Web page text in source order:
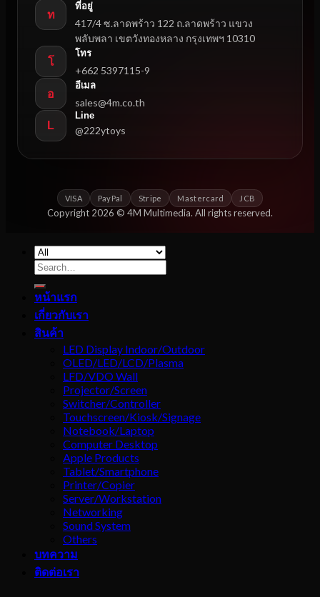
ท
ที่อยู่
417/4 ซ.ลาดพร้าว 122 ถ.ลาดพร้าว แขวง
พลับพลา เขตวังทองหลาง กรุงเทพฯ 10310
โ
โทร
+662 5397115-9
อ
อีเมล
sales@4m.co.th
L
Line
@222ytoys
VISA PayPal Stripe Mastercard JCB
Copyright 2026 © 4M Multimedia. All rights reserved.
Search
for:
หน้าแรก
เกี่ยวกับเรา
สินค้า
LED Display Indoor/Outdoor
OLED/LED/LCD/Plasma
LFD/VDO Wall
Projector/Screen
Switcher/Controller
Touchscreen/Kiosk/Signage
Notebook/Laptop
Computer Desktop
Apple Products
Tablet/Smartphone
Printer/Copier
Server/Workstation
Networking
Sound System
Others
บทความ
ติดต่อเรา